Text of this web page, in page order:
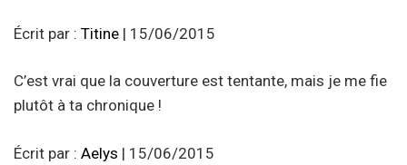
Écrit par : Titine | 15/06/2015
C’est vrai que la couverture est tentante, mais je me fie
plutôt à ta chronique !
Écrit par : Aelys | 15/06/2015